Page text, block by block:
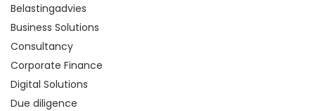
Belastingadvies
Business Solutions
Consultancy
Corporate Finance
Digital Solutions
Due diligence